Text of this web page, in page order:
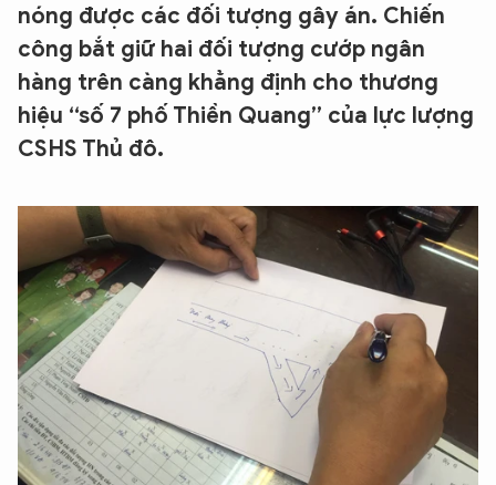
nóng được các đối tượng gây án. Chiến
công bắt giữ hai đối tượng cướp ngân
hàng trên càng khẳng định cho thương
hiệu “số 7 phố Thiền Quang” của lực lượng
CSHS Thủ đô.